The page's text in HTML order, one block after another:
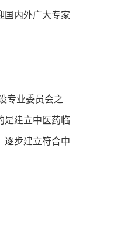
国内外广大专家
专业委员会之
是建立中医药临
逐步建立符合中